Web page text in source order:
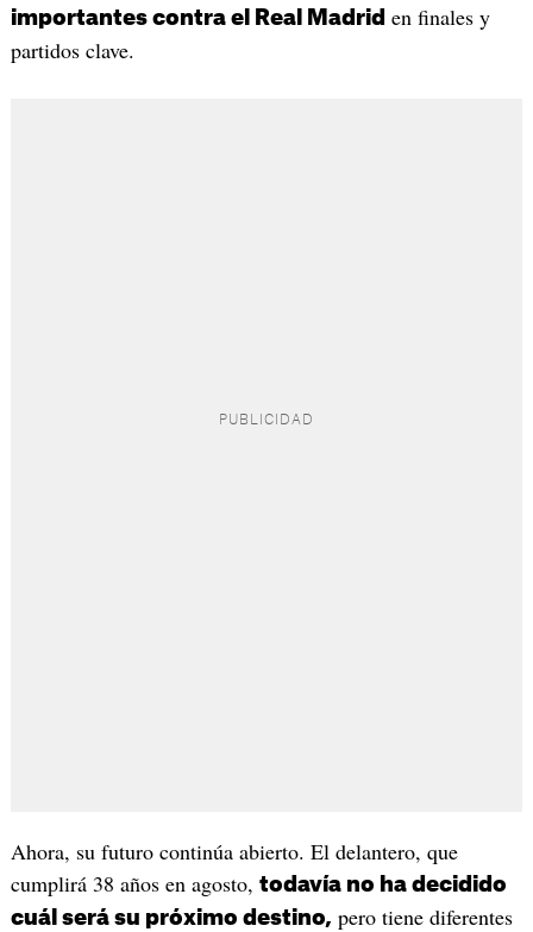
importantes contra el Real Madrid en finales y
partidos clave.
Ahora, su futuro continúa abierto. El delantero, que
cumplirá 38 años en agosto, todavía no ha decidido
cuál será su próximo destino, pero tiene diferentes